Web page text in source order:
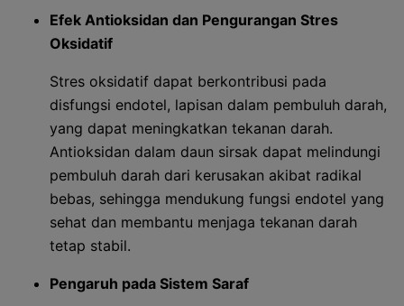
Efek Antioksidan dan Pengurangan Stres
Oksidatif
Stres oksidatif dapat berkontribusi pada
disfungsi endotel, lapisan dalam pembuluh darah,
yang dapat meningkatkan tekanan darah.
Antioksidan dalam daun sirsak dapat melindungi
pembuluh darah dari kerusakan akibat radikal
bebas, sehingga mendukung fungsi endotel yang
sehat dan membantu menjaga tekanan darah
tetap stabil.
Pengaruh pada Sistem Saraf